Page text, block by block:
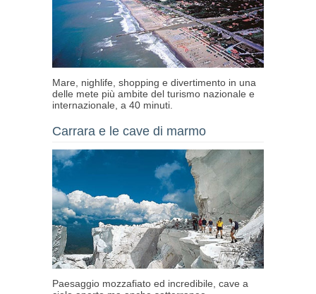
Mare, nighlife, shopping e divertimento in una
delle mete più ambite del turismo nazionale e
internazionale, a 40 minuti.
Carrara e le cave di marmo
Paesaggio mozzafiato ed incredibile, cave a